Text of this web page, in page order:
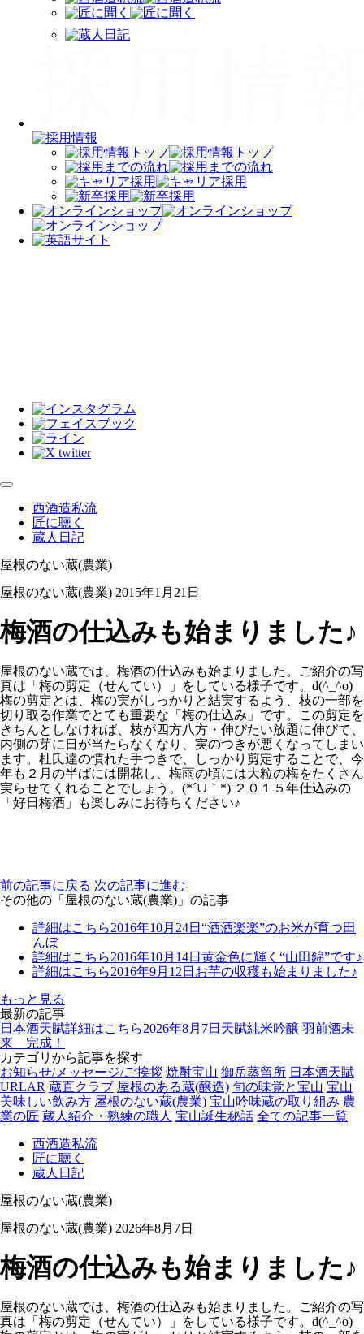
西酒造私流
匠に聴く
蔵人日記
屋根のない蔵(農業)
屋根のない蔵(農業) 2015年1月21日
梅酒の仕込みも始まりました♪
屋根のない蔵では、梅酒の仕込みも始まりました。ご紹介の写
真は「梅の剪定（せんてい）」をしている様子です。 d(^_^o)
梅の剪定とは、梅の実がしっかりと結実するよう、枝の一部を
切り取る作業でとても重要な「梅の仕込み」です。こ の剪定を
きちんとしなければ、枝が四方八方・伸びたい放題に伸びて、
内側の芽に日が当たらなくなり、実のつきが悪くなってしまい
ます。杜氏達の慣れた手つきで、しっかり剪定することで、今
年も２月の半ばには開花し、梅雨の頃には大粒の梅をたくさん
実らせてくれることでしょう。 (*´∪｀*) ２０１５年仕込みの
「好日梅酒」も楽しみにお待ちくださ い♪
前の記事に戻る 次の記事に進む
その他の「屋根のない蔵(農業)」の記事
詳細はこちら2016年10月24日 “酒酒楽楽”のお米が育つ田
んぼ
詳細はこちら2016年10月14日 黄金色に輝く“山田錦”です♪
詳細はこちら2016年9月12日 お芋の収穫も始まりました♪
もっと見る
最新の記事
日本酒天賦詳細はこちら2026年8月7日 天賦純米吟醸 羽前酒未
来 完成！
カテゴリから記事を探す
お知らせ/メッセージ/ご挨拶 焼酎宝山 御岳蒸留所 日本酒天賦
URLAR 蔵直クラブ 屋根のある蔵(醸造) 旬の味覚と宝山 宝山
美味しい飲み方 屋根のない蔵(農業) 宝山吟味蔵の取り組み 農
業の匠 蔵人紹介・熟練の職人 宝山誕生秘話 全ての記事一覧
西酒造私流
匠に聴く
蔵人日記
屋根のない蔵(農業)
屋根のない蔵(農業) 2026年8月7日
梅酒の仕込みも始まりました♪
屋根のない蔵では、梅酒の仕込みも始まりました。ご紹介の写
真は「梅の剪定（せんてい）」をしている様子です。 d(^_^o)